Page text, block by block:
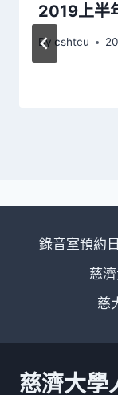
2019上半
By cshtcu
錄音室預約
慈
慈
慈濟大學